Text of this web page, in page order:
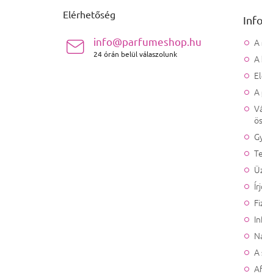
Elérhetőség
info@parfumeshop.hu
24 órán belül válaszolunk
A
A
A
A